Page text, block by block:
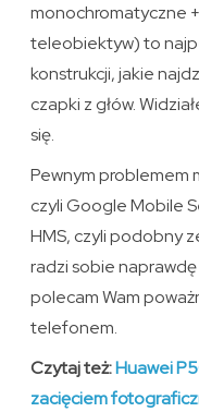
monochromatyczne
teleobiektyw) to
konstrukcji, jakie
czapki z głów.
się.
Pewnym problemem
czyli Google Mobile
HMS, czyli podobny
radzi sobie
polecam Wam
telefonem.
Czytaj też:Huawei
zacięciem